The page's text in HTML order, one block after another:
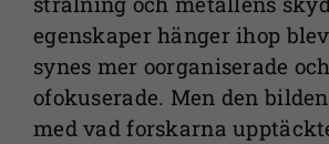
egenskaper hänger ihop
synes mer oorganiserade och
ofokuserade. Men den
med vad forskarna